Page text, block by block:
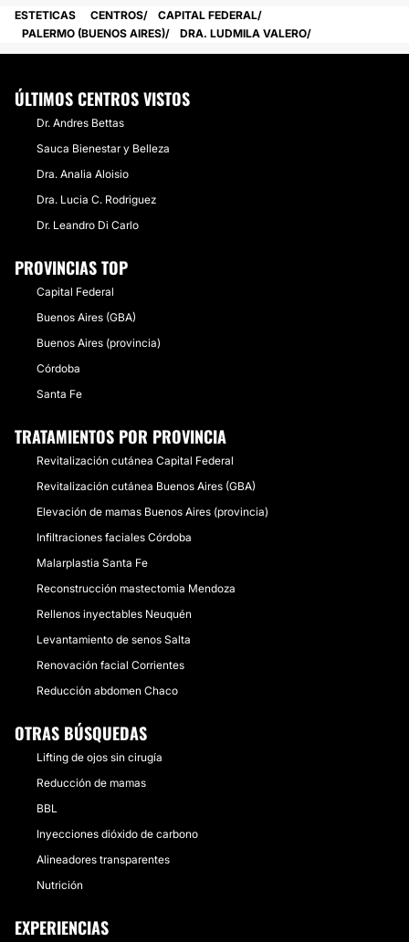
ESTETICAS CENTROS
CAPITAL FEDERAL
PALERMO (BUENOS AIRES)
DRA. LUDMILA VALERO
ÚLTIMOS CENTROS VISTOS
Dr. Andres Bettas
Sauca Bienestar y Belleza
Dra. Analia Aloisio
Dra. Lucia C. Rodriguez
Dr. Leandro Di Carlo
PROVINCIAS TOP
Capital Federal
Buenos Aires (GBA)
Buenos Aires (provincia)
Córdoba
Santa Fe
TRATAMIENTOS POR PROVINCIA
Revitalización cutánea Capital Federal
Revitalización cutánea Buenos Aires (GBA)
Elevación de mamas Buenos Aires (provincia)
Infiltraciones faciales Córdoba
Malarplastia Santa Fe
Reconstrucción mastectomia Mendoza
Rellenos inyectables Neuquén
Levantamiento de senos Salta
Renovación facial Corrientes
Reducción abdomen Chaco
OTRAS BÚSQUEDAS
Lifting de ojos sin cirugía
Reducción de mamas
BBL
Inyecciones dióxido de carbono
Alineadores transparentes
Nutrición
EXPERIENCIAS